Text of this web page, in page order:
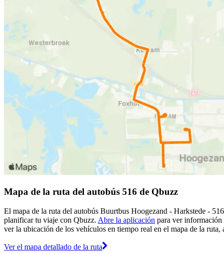
Mapa de la ruta del autobús 516 de Qbuzz
El mapa de la ruta del autobús Buurtbus Hoogezand - Harkstede -
planificar tu viaje con Qbuzz. Abre la aplicación para ver información
ver la ubicación de los vehículos en tiempo real en el mapa de la ruta,
Ver el mapa detallado de la ruta